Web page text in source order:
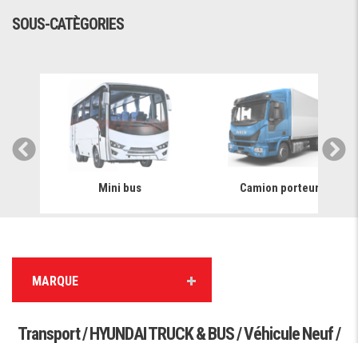
SOUS-CATÈGORIES
Mini bus Camion porteur
MARQUE
Transport / HYUNDAI TRUCK & BUS / Véhicule Neuf /